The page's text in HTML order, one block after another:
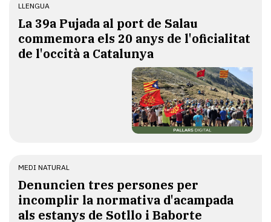
LLENGUA
​La 39a Pujada al port de Salau
commemora els 20 anys de l'oficialitat
de l'occità a Catalunya
MEDI NATURAL
Denuncien tres persones per
incomplir la normativa d'acampada
als estanys de Sotllo i Baborte